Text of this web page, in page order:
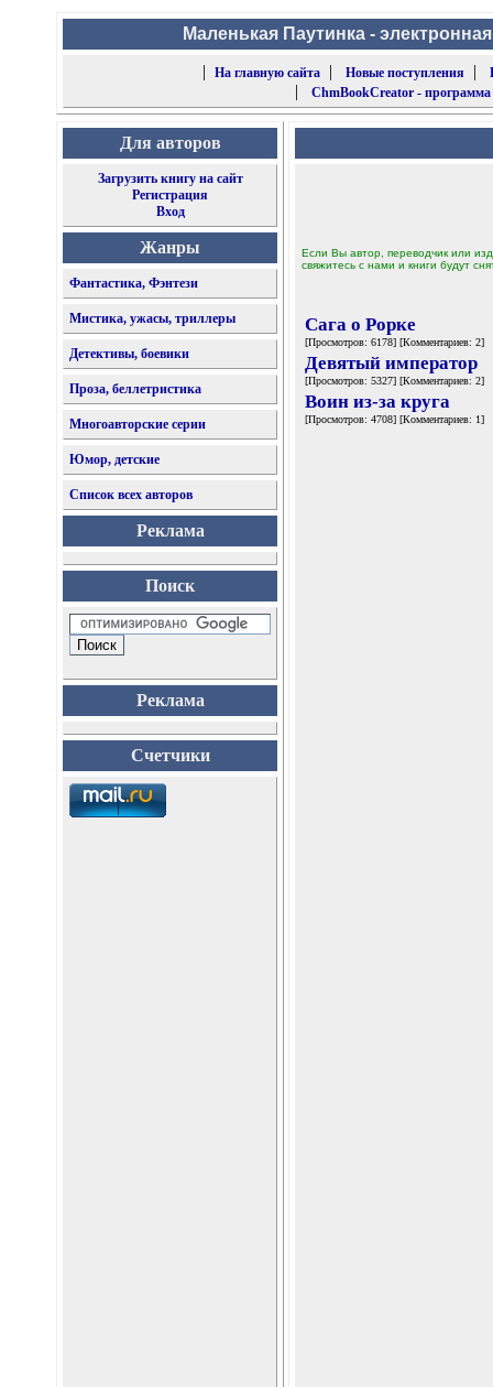
Маленькая Паутинка -
|
На главную сайта| Новые поступления |
| ChmBookCreator -
Для авторов
Загрузить книгу на сайт
Регистрация
Вход
Жанры
Фантастика, Фэнтези
Мистика, ужасы, триллеры
Детективы, боевики
Проза, беллетристика
Многоавторские серии
Юмор, детские
Список всех авторов
Реклама
Поиск
Реклама
Счетчики
Если Вы автор, переводчик или
свяжитесь с нами и книги будут
Сага о Рорке
[Просмотров: 6178] [Комментариев: 2]
Девятый император
[Просмотров: 5327] [Комментариев: 2]
Воин из-за круга
[Просмотров: 4708] [Комментариев: 1]